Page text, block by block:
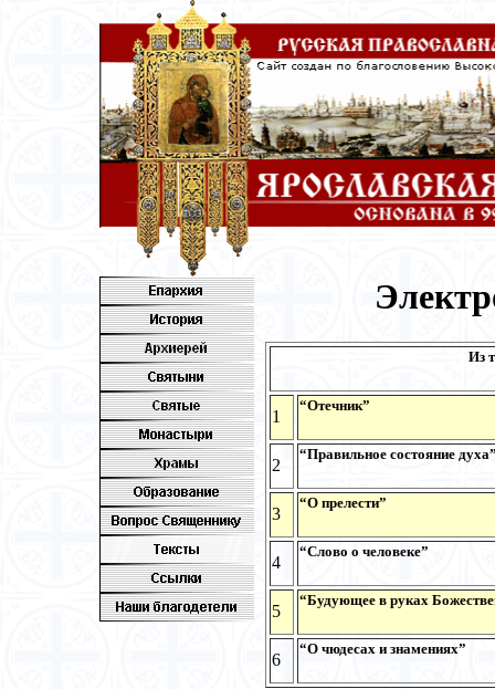
Из
1
“Отечник”
2
“Правильное состояние
3
“О прелести”
4
“Слово о человеке”
5
“Будующее в руках
6
“О чюдесах и знамениях”